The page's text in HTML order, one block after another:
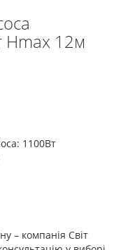
Hmax 12м
1100Вт
– компанія Світ